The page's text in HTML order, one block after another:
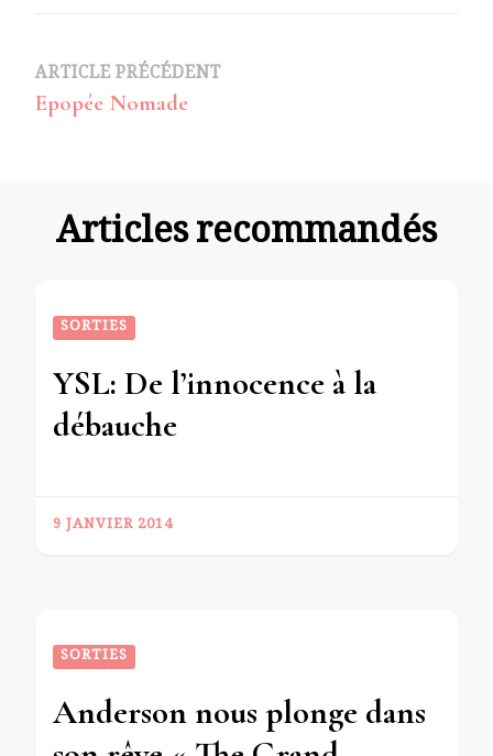
Navigation
d’article
ARTICLE PRÉCÉDENT
Epopée Nomade
Articles recommandés
SORTIES
YSL: De l’innocence à la
débauche
9 JANVIER 2014
SORTIES
Anderson nous plonge dans